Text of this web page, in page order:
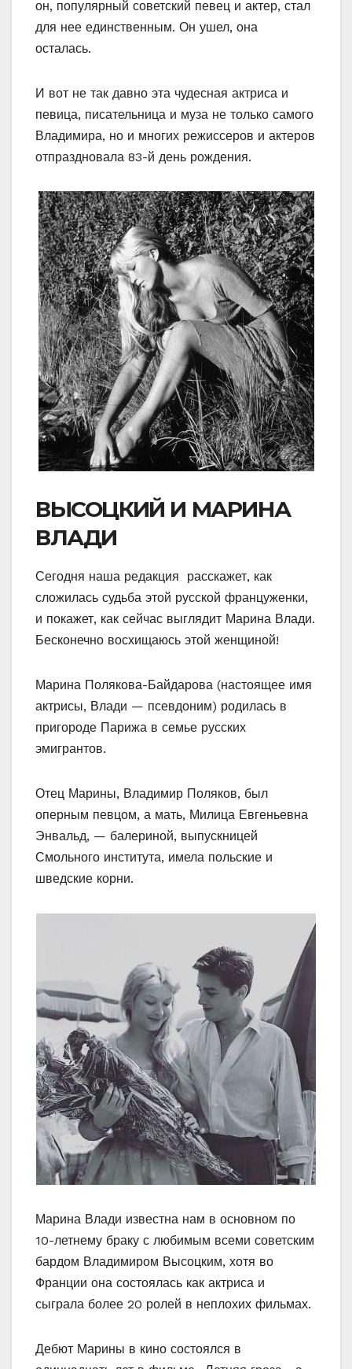
он, популярный советский певец и актер, стал
для нее единственным. Он ушел, она
осталась.
И вот не так давно эта чудесная актриса и
певица, писательница и муза не только самого
Владимира, но и многих режиссеров и актеров
отпраздновала 83-й день рождения.
ВЫСОЦКИЙ И МАРИНА
ВЛАДИ
Сегодня наша редакция расскажет, как
сложилась судьба этой русской француженки,
и покажет, как сейчас выглядит Марина Влади.
Бесконечно восхищаюсь этой женщиной!
Марина Полякова-Байдарова (настоящее имя
актрисы, Влади — псевдоним) родилась в
пригороде Парижа в семье русских
эмигрантов.
Отец Марины, Владимир Поляков, был
оперным певцом, а мать, Милица Евгеньевна
Энвальд, — балериной, выпускницей
Смольного института, имела польские и
шведские корни.
Марина Влади известна нам в основном по
10-летнему браку с любимым всеми советским
бардом Владимиром Высоцким, хотя во
Франции она состоялась как актриса и
сыграла более 20 ролей в неплохих фильмах.
Дебют Марины в кино состоялся в